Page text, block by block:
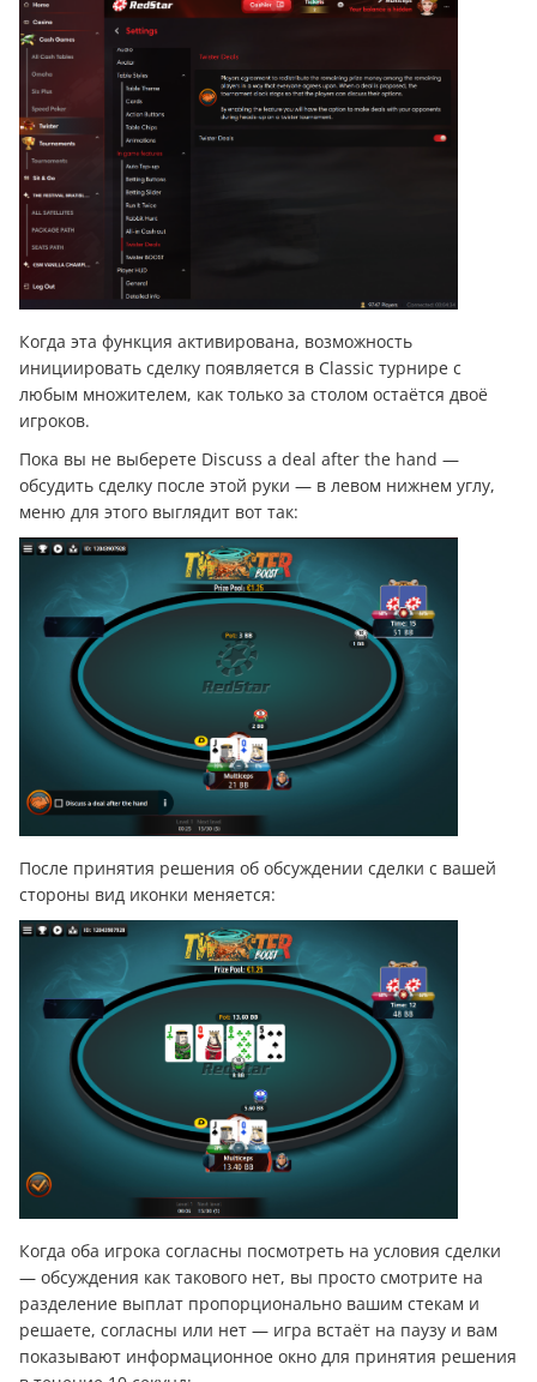
Когда эта функция активирована, возможность
инициировать сделку появляется в Classic турнире с
любым множителем, как только за столом остаётся двоё
игроков.
Пока вы не выберете Discuss a deal after the hand —
обсудить сделку после этой руки — в левом нижнем углу,
меню для этого выглядит вот так:
После принятия решения об обсуждении сделки с вашей
стороны вид иконки меняется:
Когда оба игрока согласны посмотреть на условия сделки
— обсуждения как такового нет, вы просто смотрите на
разделение выплат пропорционально вашим стекам и
решаете, согласны или нет — игра встаёт на паузу и вам
показывают информационное окно для принятия решения